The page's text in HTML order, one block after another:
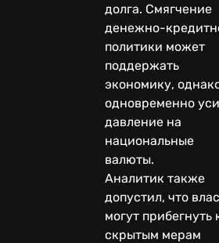
долга. Смягчение
денежно-
политики может
поддержать
экономику,
одновременно
давление на
национальные
валюты.
Аналитик также
допустил, что
могут прибегнуть
скрытым мерам